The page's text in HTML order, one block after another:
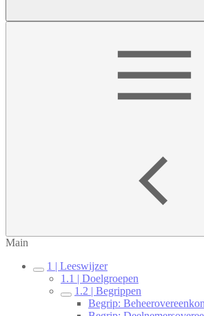
Main
1 | Leeswijzer
1.1 | Doelgroepen
1.2 | Begrippen
Begrip: